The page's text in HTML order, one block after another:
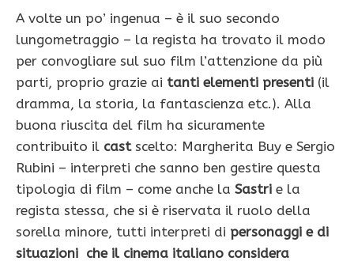
A volte un po’ ingenua – è il suo secondo
lungometraggio – la regista ha trovato il modo
per convogliare sul suo film l’attenzione da più
parti, proprio grazie ai tanti elementi presenti (il
dramma, la storia, la fantascienza etc.). Alla
buona riuscita del film ha sicuramente
contribuito il castscelto: Margherita Buy e Sergio
Rubini – interpreti che sanno ben gestire questa
tipologia di film – come anche la Sastri e la
regista stessa, che si è riservata il ruolo della
sorella minore, tutti interpreti di personaggi e di
situazioni che il cinema italiano considera